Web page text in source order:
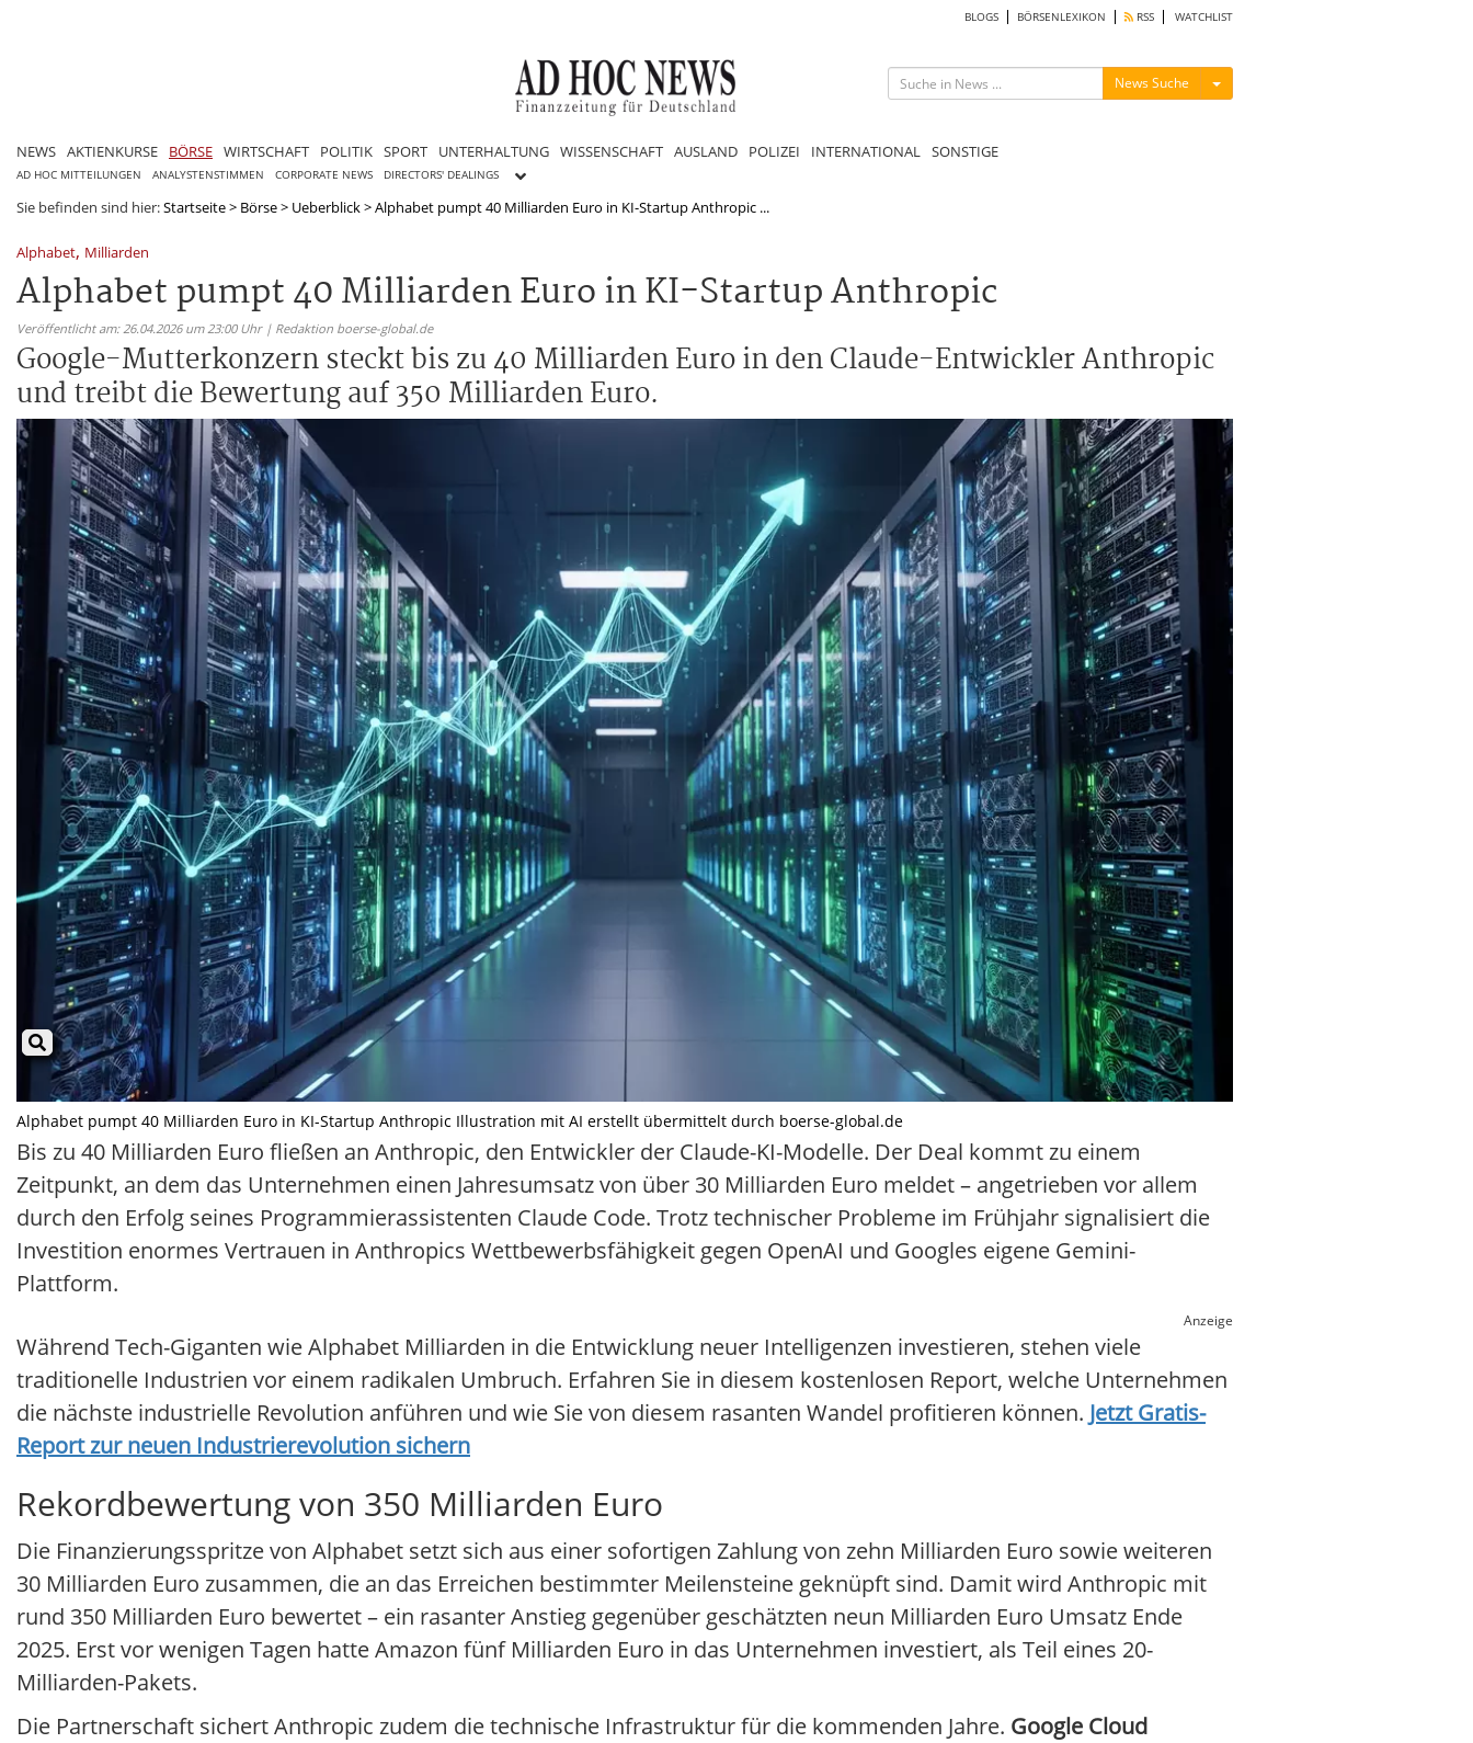
BLOGS BÖRSENLEXIKON RSS WATCHLIST
News Suche Menü ein-/ausblenden
NEWS AKTIENKURSE BÖRSE WIRTSCHAFT POLITIK SPORT UNTERHALTUNG WISSENSCHAFT AUSLAND POLIZEI INTERNATIONAL SONSTIGE
AD HOC MITTEILUNGEN ANALYSTENSTIMMEN CORPORATE NEWS DIRECTORS' DEALINGS
Sie befinden sind hier:Startseite> Börse> Ueberblick>Alphabet pumpt 40 Milliarden Euro in KI-Startup Anthropic ...
Alphabet, Milliarden
Alphabet pumpt 40 Milliarden Euro in KI-Startup Anthropic
Veröffentlicht am: 26.04.2026 um 23:00 Uhr | Redaktion boerse-global.de
Google-Mutterkonzern steckt bis zu 40 Milliarden Euro in den Claude-Entwickler Anthropic
und treibt die Bewertung auf 350 Milliarden Euro.
Alphabet pumpt 40 Milliarden Euro in KI-Startup Anthropic Illustration mit AI erstellt übermittelt durch boerse-global.de
Bis zu 40 Milliarden Euro fließen an Anthropic, den Entwickler der Claude-KI-Modelle. Der Deal kommt zu einem
Zeitpunkt, an dem das Unternehmen einen Jahresumsatz von über 30 Milliarden Euro meldet – angetrieben vor allem
durch den Erfolg seines Programmierassistenten Claude Code. Trotz technischer Probleme im Frühjahr signalisiert die
Investition enormes Vertrauen in Anthropics Wettbewerbsfähigkeit gegen OpenAI und Googles eigene Gemini-
Plattform.
Anzeige
Während Tech-Giganten wie Alphabet Milliarden in die Entwicklung neuer Intelligenzen investieren, stehen viele
traditionelle Industrien vor einem radikalen Umbruch. Erfahren Sie in diesem kostenlosen Report, welche Unternehmen
die nächste industrielle Revolution anführen und wie Sie von diesem rasanten Wandel profitieren können. Jetzt Gratis-
Report zur neuen Industrierevolution sichern
Rekordbewertung von 350 Milliarden Euro
Die Finanzierungsspritze von Alphabet setzt sich aus einer sofortigen Zahlung von zehn Milliarden Euro sowie weiteren
30 Milliarden Euro zusammen, die an das Erreichen bestimmter Meilensteine geknüpft sind. Damit wird Anthropic mit
rund 350 Milliarden Euro bewertet – ein rasanter Anstieg gegenüber geschätzten neun Milliarden Euro Umsatz Ende
2025. Erst vor wenigen Tagen hatte Amazon fünf Milliarden Euro in das Unternehmen investiert, als Teil eines 20-
Milliarden-Pakets.
Die Partnerschaft sichert Anthropic zudem die technische Infrastruktur für die kommenden Jahre. Google Cloud